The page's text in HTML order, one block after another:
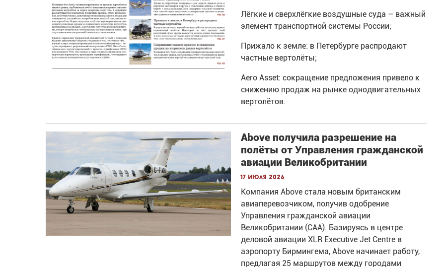
Лёгкие и сверхлёгкие воздушные суда – важный
элемент транспортной системы России;
Прижало к земле: в Петербурге распродают
частные вертолёты;
Aero Asset: сокращение предложения привело к
снижению продаж на рынке однодвигательных
вертолётов.
Above получила разрешение на
полёты от Управления гражданской
авиации Великобритании
17 июля 2026
Компания Above стала новым британским
авиаперевозчиком, получив одобрение
Управления гражданской авиации
Великобритании (CAA). Базируясь в центре
деловой авиации XLR Executive Jet Centre в
аэропорту Бирмингема, Above начинает работу,
предлагая 25 маршрутов между городами